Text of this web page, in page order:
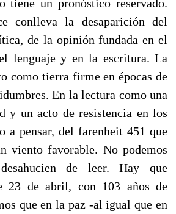
tiene un pronóstico reservado.
conlleva la desaparición del
de la opinión fundada en el
lenguaje y en la escritura. La
como tierra firme en épocas de
En la lectura como una
y un acto de resistencia en los
a pensar, del farenheit 451 que
viento favorable. No podemos
de leer. Hay que
23 de abril, con 103 años de
que en la paz -al igual que en